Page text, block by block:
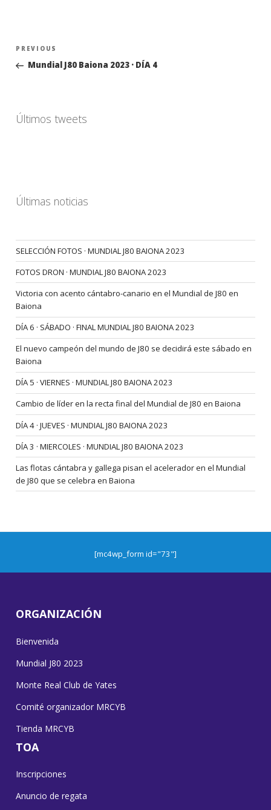
Navegación
entradas
Previous
Post
PREVIOUS
Mundial J80 Baiona 2023 · DÍA 4
Últimos tweets
Últimas noticias
SELECCIÓN FOTOS · MUNDIAL J80 BAIONA 2023
FOTOS DRON · MUNDIAL J80 BAIONA 2023
Victoria con acento cántabro-canario en el Mundial de J80 en
Baiona
DÍA 6 · SÁBADO · FINAL MUNDIAL J80 BAIONA 2023
El nuevo campeón del mundo de J80 se decidirá este sábado en
Baiona
DÍA 5 · VIERNES · MUNDIAL J80 BAIONA 2023
Cambio de líder en la recta final del Mundial de J80 en Baiona
DÍA 4 · JUEVES · MUNDIAL J80 BAIONA 2023
DÍA 3 · MIERCOLES · MUNDIAL J80 BAIONA 2023
Las flotas cántabra y gallega pisan el acelerador en el Mundial
de J80 que se celebra en Baiona
[mc4wp_form id="73"]
ORGANIZACIÓN
Bienvenida
Mundial J80 2023
Monte Real Club de Yates
Comité organizador MRCYB
Tienda MRCYB
TOA
Inscripciones
Anuncio de regata